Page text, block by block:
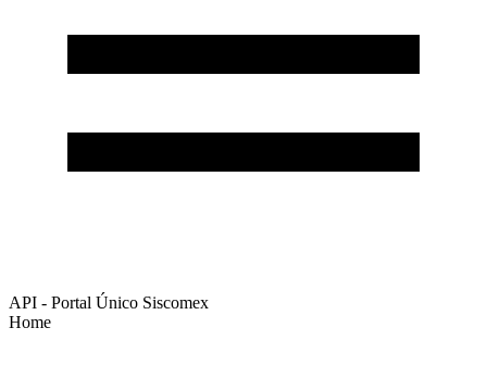
API - Portal Único Siscomex
Home